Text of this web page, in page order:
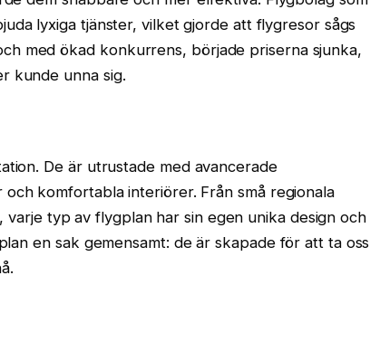
lyxiga tjänster, vilket gjorde att flygresor sågs
med ökad konkurrens, började priserna sjunka,
kunde unna sig.
De är utrustade med avancerade
komfortabla interiörer. Från små regionala
typ av flygplan har sin egen unika design och
en sak gemensamt: de är skapade för att ta oss